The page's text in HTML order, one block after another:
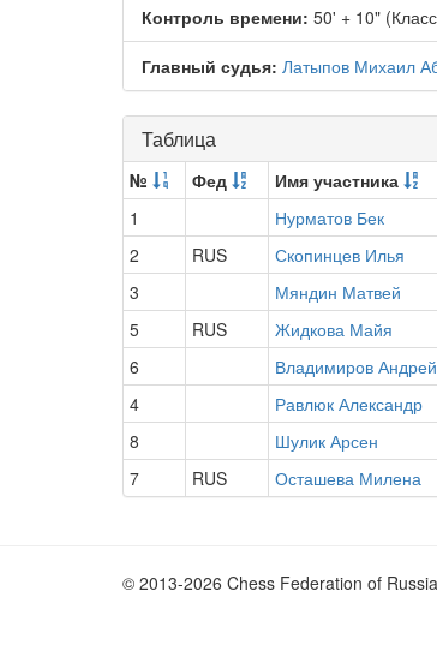
Контроль времени: 50' + 10"
Главный судья: Латыпов Михаил
Таблица
№ Фед Имя участника
1
Нурматов Бек
2
RUS Скопинцев Илья
3
Мяндин Матвей
5
RUS Жидкова Майя
6
Владимиров Андрей
4
Равлюк Александр
8
Шулик Арсен
7
RUS Осташева Милена
© 2013-2026 Chess Federation of